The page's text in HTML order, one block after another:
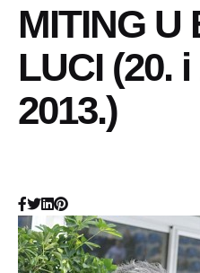
MITING U
LUCI (20.
2013.)